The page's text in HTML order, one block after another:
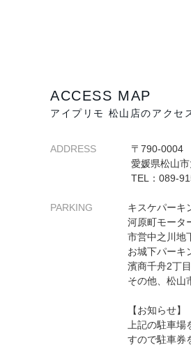
ACCESS MAP
アイプリモ 松山店のアクセ
ADDRESS
〒790-0004
愛媛県松山
TEL：089-
PARKING
キスケパーキ
河原町モータ
市営中之川地
お城下パーキ
濱商千舟2丁
その他、松山
【お知らせ】
上記の駐車
すので駐車券